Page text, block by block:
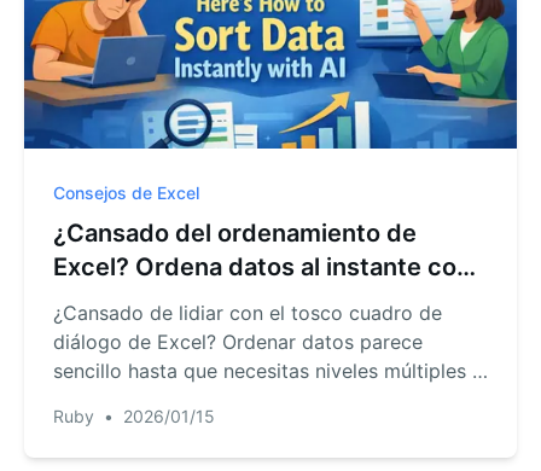
Consejos de Excel
¿Cansado del ordenamiento de
Excel? Ordena datos al instante con
IA
¿Cansado de lidiar con el tosco cuadro de
diálogo de Excel? Ordenar datos parece
sencillo hasta que necesitas niveles múltiples o
las limitaciones del método tradicional y una
forma más rápida de usar Excel AI para
Ruby • 2026/01/15